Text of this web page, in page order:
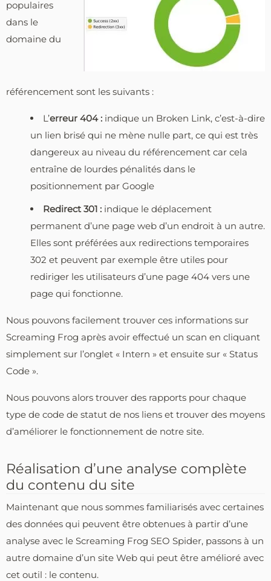
populaires
dans le
domaine du
référencement sont les suivants :
L’erreur 404 : indique un Broken Link, c’est-à-dire
un lien brisé qui ne mène nulle part, ce qui est très
dangereux au niveau du référencement car cela
entraîne de lourdes pénalités dans le
positionnement par Google
Redirect 301 : indique le déplacement
permanent d’une page web d’un endroit à un autre.
Elles sont préférées aux redirections temporaires
302 et peuvent par exemple être utiles pour
rediriger les utilisateurs d’une page 404 vers une
page qui fonctionne.
Nous pouvons facilement trouver ces informations sur
Screaming Frog après avoir effectué un scan en cliquant
simplement sur l’onglet « Intern » et ensuite sur « Status
Code ».
Nous pouvons alors trouver des rapports pour chaque
type de code de statut de nos liens et trouver des moyens
d’améliorer le fonctionnement de notre site.
Réalisation d’une analyse complète
du contenu du site
Maintenant que nous sommes familiarisés avec certaines
des données qui peuvent être obtenues à partir d’une
analyse avec le Screaming Frog SEO Spider, passons à un
autre domaine d’un site Web qui peut être amélioré avec
cet outil : le contenu.